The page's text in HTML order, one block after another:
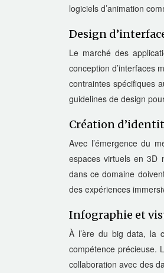
logiciels d’animation
Design
Le marché des
conception d’interfaces
contraintes spécifiques
guidelines de design
Création
Avec l’émergence du
espaces virtuels en 3D
dans ce domaine
des expériences
Infographie et
À l’ère du big data, la
compétence précieuse.
collaboration avec des